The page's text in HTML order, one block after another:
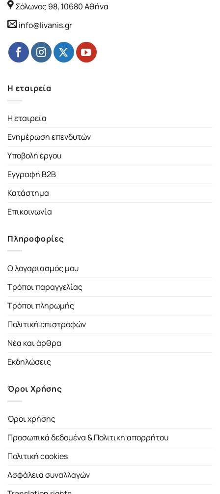
Σόλωνος 98, 10680 Αθήνα
info@livanis.gr
Η εταιρεία
Η εταιρεία
Ενημέρωση επενδυτών
Υποβολή έργου
Εγγραφή B2B
Κατάστημα
Επικοινωνία
Πληροφορίες
Ο λογαριασμός μου
Τρόποι παραγγελίας
Τρόποι πληρωμής
Πολιτική επιστροφών
Νέα και άρθρα
Εκδηλώσεις
Όροι Χρήσης
Όροι χρήσης
Προσωπικά δεδομένα & Πολιτική απορρήτου
Πολιτική cookies
Ασφάλεια συναλλαγών